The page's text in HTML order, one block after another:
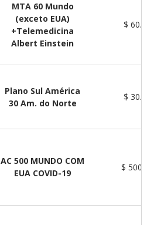
MTA 60 Mundo
(exceto EUA)
+Telemedicina
Albert Einstein
$
Plano Sul América
30 Am. do Norte
$
AC 500 MUNDO COM
EUA COVID-19
$